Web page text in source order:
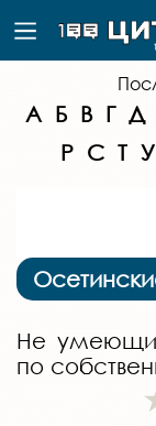
А Б В Г Д
Р С Т У
Не
по